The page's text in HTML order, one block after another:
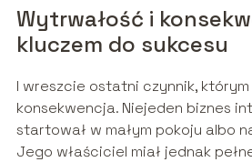
Wytrwałość i
kluczem do sukcesu
I wreszcie ostatni czynnik,
konsekwencja. Niejeden biznes
startował w małym pokoju albo
Jego właściciel miał jednak